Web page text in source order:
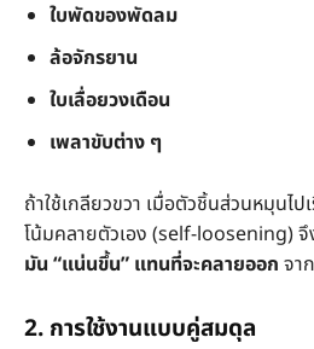
ใบพัดของพัดลม
ล้อจักรยาน
ใบเลื่อยวงเดือน
เพลาขับต่าง ๆ
ถ้าใช้เกลียวขวา เมื่อตัวชิ้นส่วนหมุนไป
โน้มคลายตัวเอง (self-loosening) จึ
มัน “แน่นขึ้น” แทนที่จะคลายออก จา
2. การใช้งานแบบคู่สมดุล